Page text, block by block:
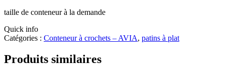
taille de conteneur à la demande
Quick info
Catégories : Conteneur à crochets – AVIA, patins à plat
Produits similaires